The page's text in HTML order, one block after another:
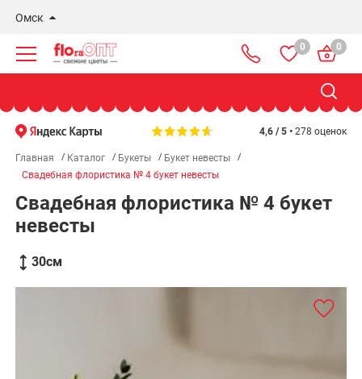
Омск
Новосибирск
Бердск
0 0
4,6 / 5 • 278 оценок
Главная Каталог Букеты
Букет невесты
Свадебная флористика № 4 букет невесты
Свадебная флористика № 4 букет
невесты
30см